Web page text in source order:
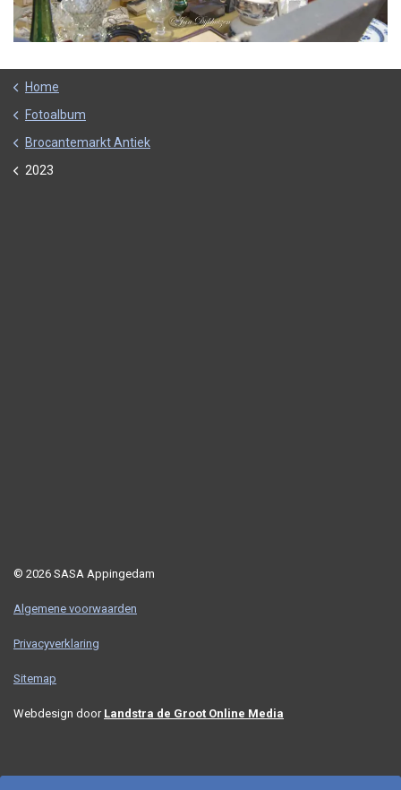
Home
Fotoalbum
Brocantemarkt Antiek
2023
© 2026 SASA Appingedam
Algemene voorwaarden
Privacyverklaring
Sitemap
Webdesign door Landstra de Groot Online Media